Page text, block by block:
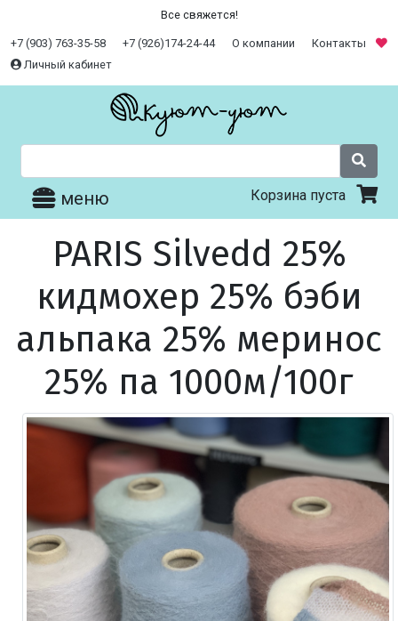
Все свяжется!
+7 (903) 763-35-58 +7 (926)174-24-44 О компании
Контакты
Личный кабинет
меню Корзина пуста
PARIS Silvedd 25%
кидмохер 25% бэби
альпака 25% меринос
25% па 1000м/100г